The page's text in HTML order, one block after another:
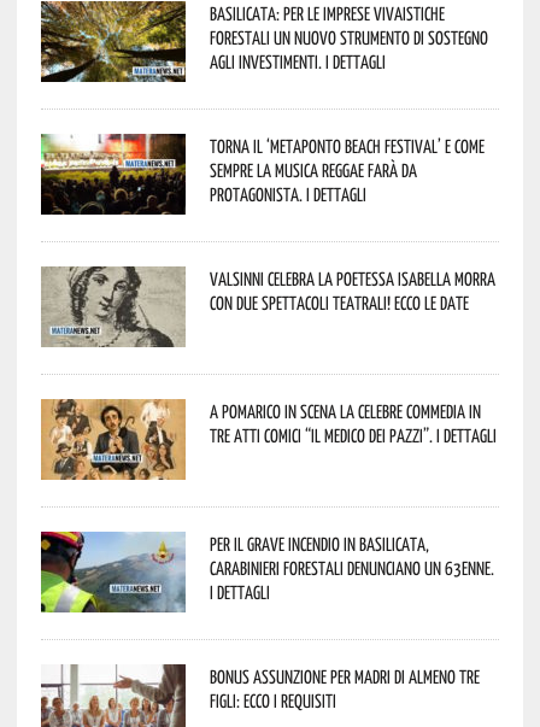
Basilicata: per le imprese vivaistiche
forestali un nuovo strumento di sostegno
agli investimenti. I dettagli
Torna il ‘Metaponto beach festival’ e come
sempre la musica reggae farà da
protagonista. I dettagli
Valsinni celebra la poetessa Isabella Morra
con due spettacoli teatrali! Ecco le date
A Pomarico in scena la celebre commedia in
tre atti comici “Il medico dei pazzi”. I dettagli
Per il grave incendio in Basilicata,
Carabinieri forestali denunciano un 63enne.
I dettagli
Bonus assunzione per madri di almeno tre
figli: ecco i requisiti